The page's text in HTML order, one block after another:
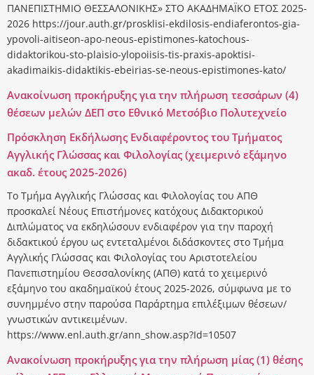
ΠΑΝΕΠΙΣΤΗΜΙΟ ΘΕΣΣΑΛΟΝΙΚΗΣ» ΣΤΟ ΑΚΑΔΗΜΑΪΚΟ ΕΤΟΣ 2025-
2026 https://jour.auth.gr/prosklisi-ekdilosis-endiaferontos-gia-
ypovoli-aitiseon-apo-neous-epistimones-katochous-
didaktorikou-sto-plaisio-ylopoiisis-tis-praxis-apoktisi-
akadimaikis-didaktikis-ebeirias-se-neous-epistimones-kato/
Ανακοίνωση προκήρυξης για την πλήρωση τεσσάρων (4)
θέσεων μελών ΔΕΠ στο Εθνικό Μετσόβιο Πολυτεχνείο
Πρόσκληση Εκδήλωσης Ενδιαφέροντος του Τμήματος
Αγγλικής Γλώσσας και Φιλολογίας (χειμερινό εξάμηνο
ακαδ. έτους 2025-2026)
Το Τμήμα Αγγλικής Γλώσσας και Φιλολογίας του ΑΠΘ
προσκαλεί Νέους Επιστήμονες κατόχους Διδακτορικού
Διπλώματος να εκδηλώσουν ενδιαφέρον για την παροχή
διδακτικού έργου ως εντεταλμένοι διδάσκοντες στο Τμήμα
Αγγλικής Γλώσσας και Φιλολογίας του Αριστοτελείου
Πανεπιστημίου Θεσσαλονίκης (ΑΠΘ) κατά το χειμερινό
εξάμηνο του ακαδημαϊκού έτους 2025-2026, σύμφωνα με το
συνημμένο στην παρούσα Παράρτημα επιλέξιμων θέσεων/
γνωστικών αντικειμένων.
https://www.enl.auth.gr/ann_show.asp?Id=10507
Ανακοίνωση προκήρυξης για την πλήρωση μίας (1) θέσης